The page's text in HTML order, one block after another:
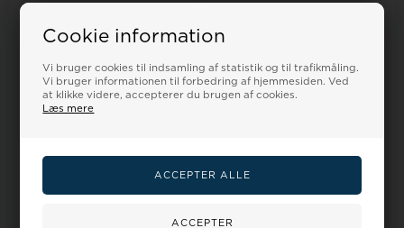
Cookie information
Vi bruger cookies til indsamling af statistik og til trafikmåling.
Vi bruger informationen til forbedring af hjemmesiden. Ved
at klikke videre, accepterer du brugen af cookies.
Læs mere
mørkeblå føres i 18-22mm